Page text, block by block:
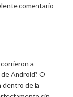
comentario
a
Android? O
dentro de la